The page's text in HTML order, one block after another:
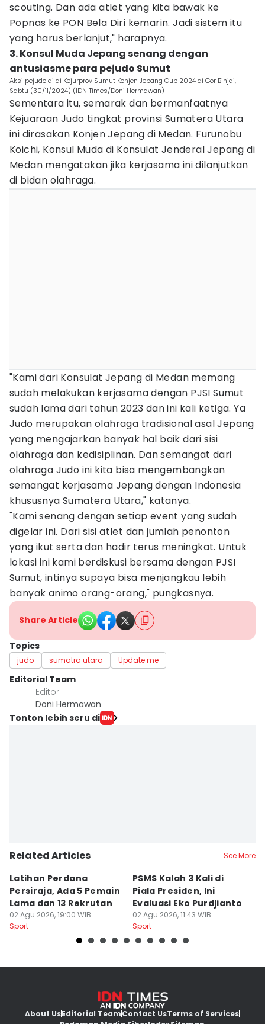
scouting. Dan ada atlet yang kita bawak ke
Popnas ke PON Bela Diri kemarin. Jadi sistem itu
yang harus berlanjut," harapnya.
3. Konsul Muda Jepang senang dengan
antusiasme para pejudo Sumut
Aksi pejudo di di Kejurprov Sumut Konjen Jepang Cup 2024 di Gor Binjai,
Sabtu (30/11/2024) (IDN Times/Doni Hermawan)
Sementara itu, semarak dan bermanfaatnya
Kejuaraan Judo tingkat provinsi Sumatera Utara
ini dirasakan Konjen Jepang di Medan. Furunobu
Koichi, Konsul Muda di Konsulat Jenderal Jepang di
Medan mengatakan jika kerjasama ini dilanjutkan
di bidan olahraga.
"Kami dari Konsulat Jepang di Medan memang
sudah melakukan kerjasama dengan PJSI Sumut
sudah lama dari tahun 2023 dan ini kali ketiga. Ya
Judo merupakan olahraga tradisional asal Jepang
yang mengajarkan banyak hal baik dari sisi
olahraga dan kedisiplinan. Dan semangat dari
olahraga Judo ini kita bisa mengembangkan
semangat kerjasama Jepang dengan Indonesia
khususnya Sumatera Utara," katanya.
"Kami senang dengan setiap event yang sudah
digelar ini. Dari sisi atlet dan jumlah penonton
yang ikut serta dan hadir terus meningkat. Untuk
lokasi ini kami berdiskusi bersama dengan PJSI
Sumut, intinya supaya bisa menjangkau lebih
banyak animo orang-orang," pungkasnya.
Share Article
Topics
judo sumatra utara Update me
Editorial Team
Editor
Doni Hermawan
Tonton lebih seru di
Related Articles See More
Latihan Perdana
Persiraja, Ada 5 Pemain
Lama dan 13 Rekrutan
02 Agu 2026, 19:00 WIB
Sport
PSMS Kalah 3 Kali di
Piala Presiden, Ini
Evaluasi Eko Purdjianto
02 Agu 2026, 11:43 WIB
Sport
About UsEditorial TeamContact UsTerms of Services